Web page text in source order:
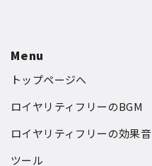
Menu
トップページへ
ロイヤリティフリーのBGM
ロイヤリティフリーの効果音
ツール